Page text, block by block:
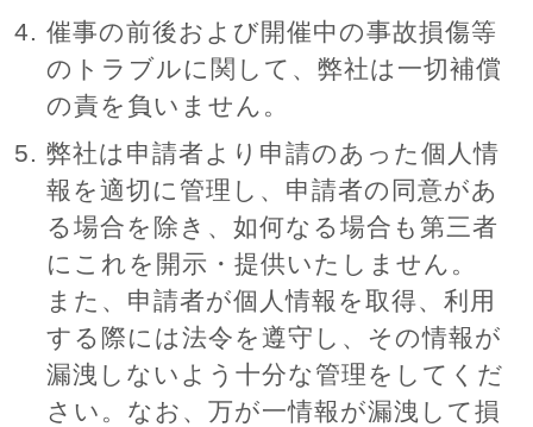
催事の前後および開催中の事故損傷等
のトラブルに関して、弊社は一切補償
の責を負いません。
弊社は申請者より申請のあった個人情
報を適切に管理し、申請者の同意があ
る場合を除き、如何なる場合も第三者
にこれを開示・提供いたしません。
また、申請者が個人情報を取得、利用
する際には法令を遵守し、その情報が
漏洩しないよう十分な管理をしてくだ
さい。なお、万が一情報が漏洩して損